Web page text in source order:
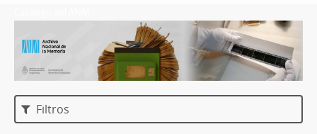
Filtros